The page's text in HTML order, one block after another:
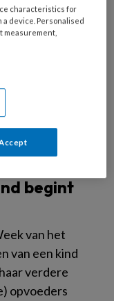
begint
van het
van een kind
verdere
opvoeders
characteristics for
device. Personalised
measurement,